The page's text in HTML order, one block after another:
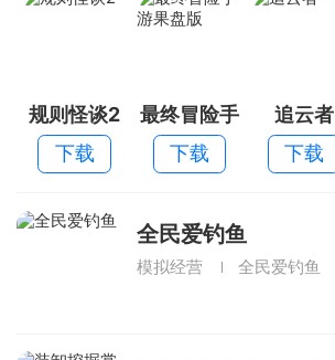
规则怪谈2
下载
最终冒险手
游果盘版
下载
追云者
下载
全民爱钓鱼
模拟经营 全民爱钓鱼